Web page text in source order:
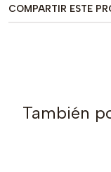
COMPARTIR ESTE
También